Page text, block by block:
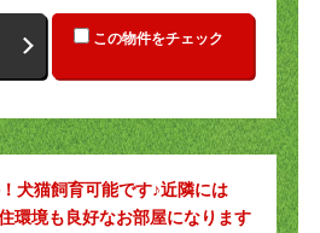
この物件をチェック
犬猫飼育可能です♪近隣には
環境も良好なお部屋になります